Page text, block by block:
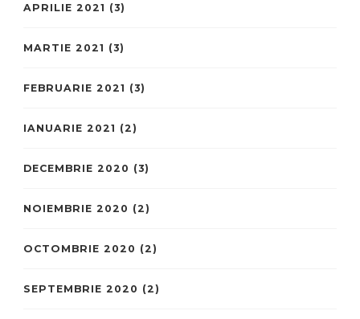
APRILIE 2021 (3)
MARTIE 2021 (3)
FEBRUARIE 2021 (3)
IANUARIE 2021 (2)
DECEMBRIE 2020 (3)
NOIEMBRIE 2020 (2)
OCTOMBRIE 2020 (2)
SEPTEMBRIE 2020 (2)